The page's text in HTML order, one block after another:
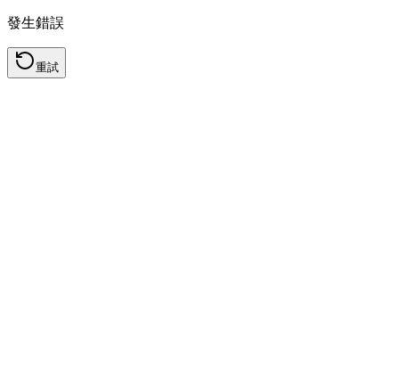
發生錯誤
重試